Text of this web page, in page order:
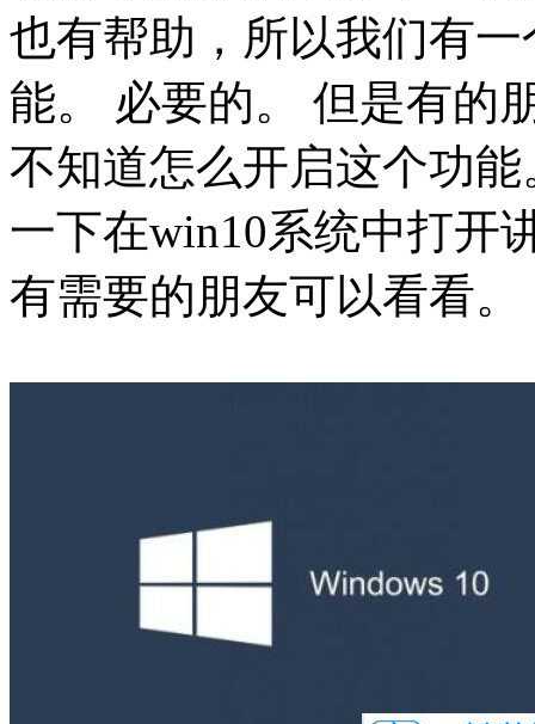
也有帮助，所以我们有
能。 必要的。 但是有的
不知道怎么开启这个功
一下在win10系统中打开
有需要的朋友可以看看。